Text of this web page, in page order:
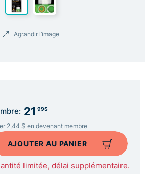
Agrandir l’image
21 99$
2,44 $ en devenant membre
AJOUTER AU PANIER
limitée, délai supplémentaire.